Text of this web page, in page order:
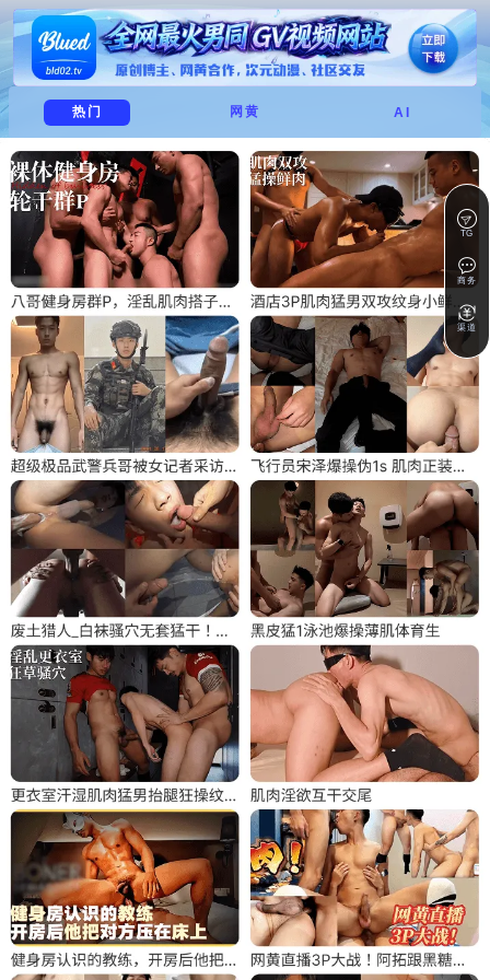
热门 网黄 AI
TG
商务
渠道